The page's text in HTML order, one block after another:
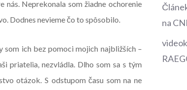
Neprekonala som žiadne ochorenie
Dodnes nevieme čo to spôsobilo.
ich bez pomoci mojich najbližších –
priatelia, nezvládla. Dlho som sa s tým
otázok. S odstupom času som na ne
na